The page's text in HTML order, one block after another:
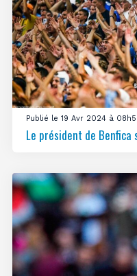
Publié le 19 Avr 2024 à
Le président de Benfica